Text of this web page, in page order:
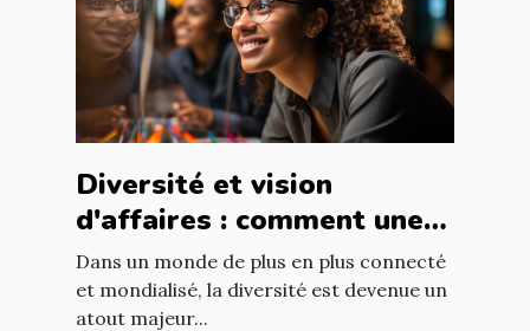
Diversité et vision
d'affaires : comment une
équipe diversifiée peut
stimuler l'innovation
Dans un monde de plus en plus connecté
et mondialisé, la diversité est devenue un
atout majeur...